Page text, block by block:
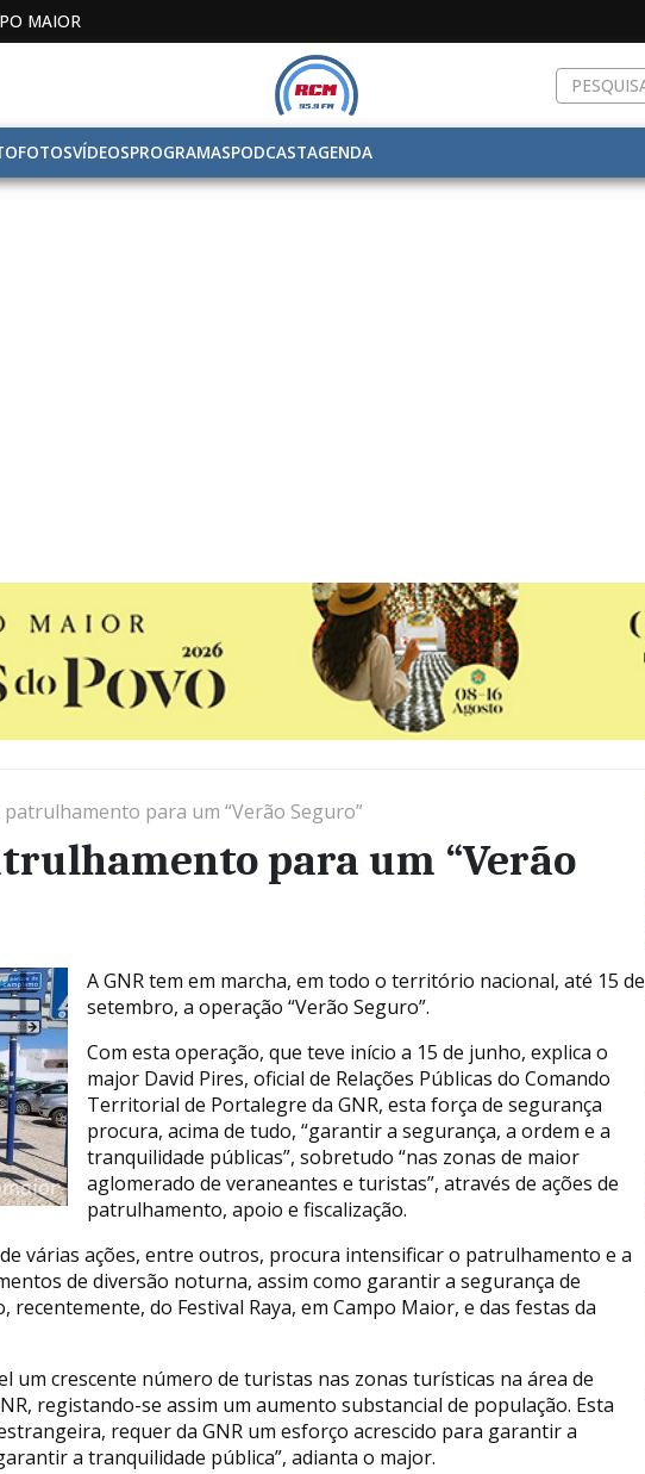
MAIOR
FOTOSVÍDEOSPROGRAMASPODCASTAGENDA
patrulhamento para um “Verão Seguro”
para um “Verão
A GNR tem em marcha, em todo o território nacional, até 15 de
setembro, a operação “Verão Seguro”.
Com esta operação, que teve início a 15 de junho, explica o
major David Pires, oficial de Relações Públicas do Comando
Territorial de Portalegre da GNR, esta força de segurança
procura, acima de tudo, “garantir a segurança, a ordem e a
tranquilidade públicas”, sobretudo “nas zonas de maior
aglomerado de veraneantes e turistas”, através de ações de
patrulhamento, apoio e fiscalização.
várias ações, entre outros, procura intensificar o patrulhamento e a
de diversão noturna, assim como garantir a segurança de
recentemente, do Festival Raya, em Campo Maior, e das festas da
um crescente número de turistas nas zonas turísticas na área de
registando-se assim um aumento substancial de população. Esta
requer da GNR um esforço acrescido para garantir a
a tranquilidade pública”, adianta o major.